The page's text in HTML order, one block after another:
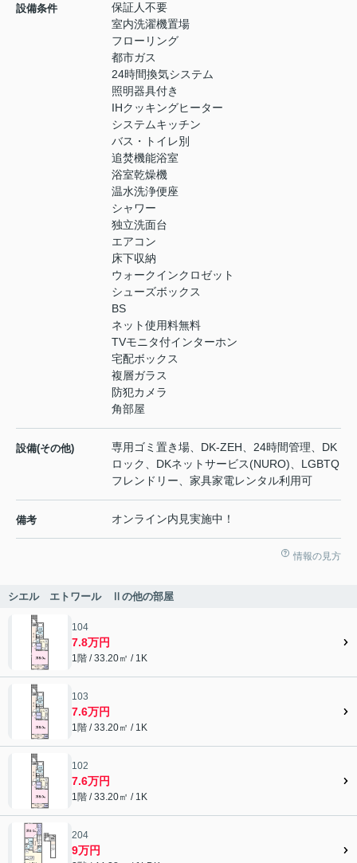
設備条件
保証人不要
室内洗濯機置場
フローリング
都市ガス
24時間換気システム
照明器具付き
IHクッキングヒーター
システムキッチン
バス・トイレ別
追焚機能浴室
浴室乾燥機
温水洗浄便座
シャワー
独立洗面台
エアコン
床下収納
ウォークインクロゼット
シューズボックス
BS
ネット使用料無料
TVモニタ付インターホン
宅配ボックス
複層ガラス
防犯カメラ
角部屋
設備(その他)
専用ゴミ置き場、DK-ZEH、24時間管理、DK
ロック、DKネットサービス(NURO)、LGBTQ
フレンドリー、家具家電レンタル利用可
備考 オンライン内見実施中！
情報の見方
シエル エトワール Ⅱの他の部屋
104
7.8万円
1階 / 33.20㎡ / 1K
103
7.6万円
1階 / 33.20㎡ / 1K
102
7.6万円
1階 / 33.20㎡ / 1K
204
9万円